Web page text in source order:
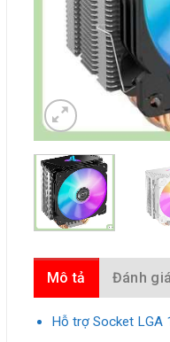
Mô tả Đánh
Hỗ trợ Socket LGA